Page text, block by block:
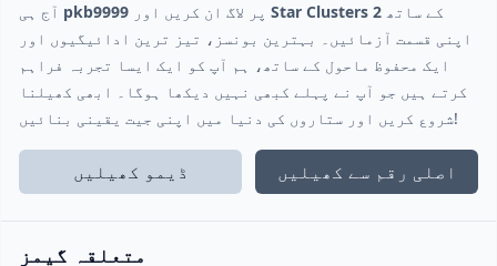
pkb9999 Star Clusters 2
اپنی قسمت آزمائیں۔ بہترین بونسز، تیز ترین ادائیگیوں اور
ایک محفوظ ماحول کے ساتھ، ہم آپ کو ایک ایسا تجربہ فراہم
کرتے ہیں جو آپ نے پہلے کبھی نہیں دیکھا ہوگا۔ ابھی کھیلنا
شروع کریں اور ستاروں کی دنیا میں اپنی جیت یقینی بنائیں!
ڈیمو کھیلیں اصلی رقم سے کھیلیں
متعلقہ گیمز